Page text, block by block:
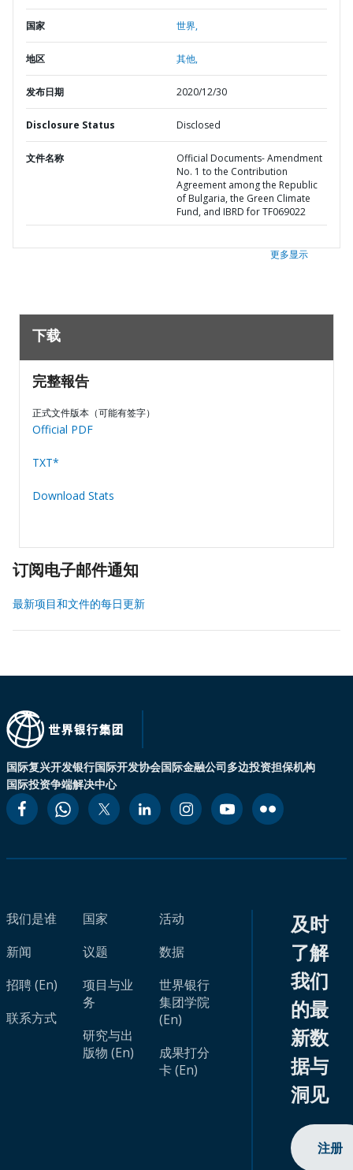
国家 世界,
地区 其他,
发布日期 2020/12/30
Disclosure Status Disclosed
文件名称
Official Documents- Amendment
No. 1 to the Contribution
Agreement among the Republic
of Bulgaria, the Green Climate
Fund, and IBRD for TF069022
更多显示
下载
完整報告
正式文件版本（可能有签字）
Official PDF
TXT*
Download Stats
订阅电子邮件通知
最新项目和文件的每日更新
国际复兴开发银行国际开发协会国际金融公司多边投资担保机构
国际投资争端解决中心
我们是谁
新闻
招聘 (En)
联系方式
国家
议题
项目与业
务
研究与出
版物 (En)
活动
数据
世界银行
集团学院
(En)
成果打分
卡 (En)
及时
了解
我们
的最
新数
据与
洞见
注册